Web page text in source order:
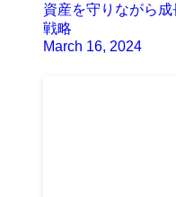
資産を守りながら
戦略
March 16, 2024